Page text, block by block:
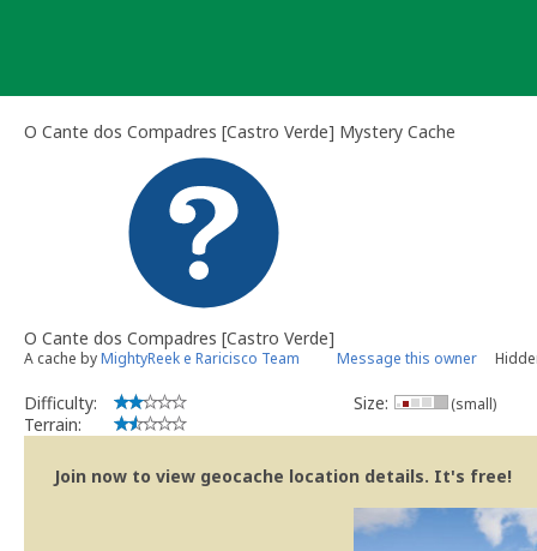
O Cante dos Compadres [Castro Verde] Mystery Cache
O Cante dos Compadres [Castro Verde]
A cache byMightyReek e Raricisco Team Message this owner
Difficulty:
Terrain:
Size: (small)
Join now to view geocache location details. It's free!